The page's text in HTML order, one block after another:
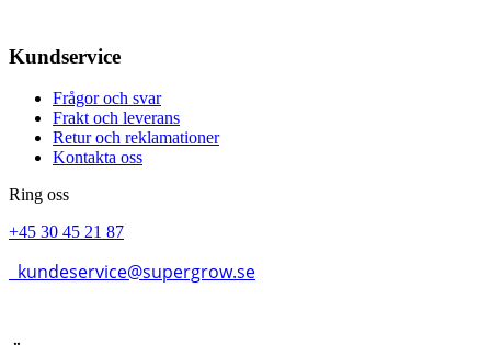
Kundservice
Frågor och svar
Frakt och leverans
Retur och reklamationer
Kontakta oss
Ring oss
+45 30 45 21 87
kundeservice@supergrow.se